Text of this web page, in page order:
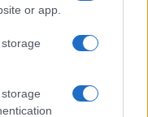
or app.